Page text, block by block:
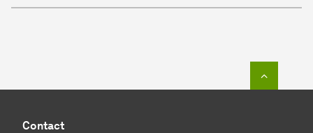
Contact